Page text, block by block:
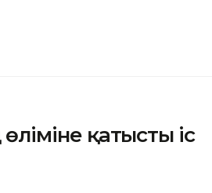
қатысты іс